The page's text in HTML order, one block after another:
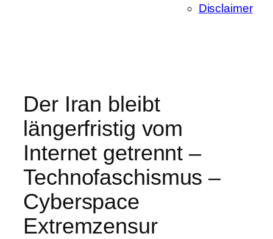
Disclaimer
Der Iran bleibt
längerfristig vom
Internet getrennt –
Technofaschismus –
Cyberspace
Extremzensur